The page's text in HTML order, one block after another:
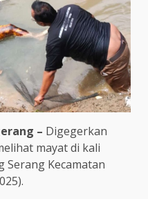
– Digegerkan
mayat di kali
Serang Kecamatan